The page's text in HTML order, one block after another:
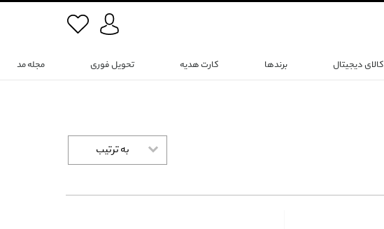
کالای دیجیتال برندها کارت هدیه تحویل فوری مجله مد
به ترتیب